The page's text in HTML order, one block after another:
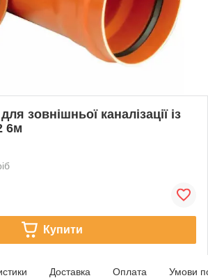
зовнішньої каналізації із
6м
Купити
Доставка Оплата Умови